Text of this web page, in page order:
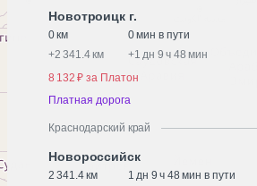
Новотроицк г.
0 км
0 мин в пути
+2 341.4 км +1 дн 9 ч 48 мин
8 132 ₽ за Платон
Платная дорога
Краснодарский край
Новороссийск
2 341.4 км 1 дн 9 ч 48 мин в пути